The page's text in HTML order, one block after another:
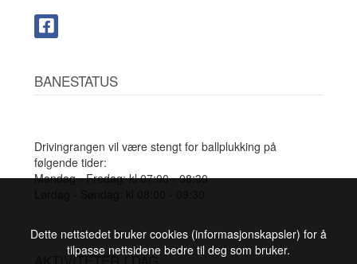
BANESTATUS
Drivingrangen vil være stengt for ballplukking på
følgende tider:
Mandag - Fredag: kl 07:00 - 08:30
Dette nettstedet bruker cookies (informasjonskapsler) for å
tilpasse nettsidene bedre til deg som bruker.